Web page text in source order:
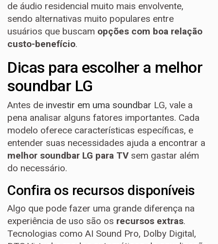
de áudio residencial muito mais envolvente,
sendo alternativas muito populares entre
usuários que buscam opções com boa relação
custo-benefício.
Dicas para escolher a melhor
soundbar LG
Antes de investir em uma soundbar LG, vale a
pena analisar alguns fatores importantes. Cada
modelo oferece características específicas, e
entender suas necessidades ajuda a encontrar a
melhor soundbar LG para TVsem gastar além
do necessário.
Confira os recursos disponíveis
Algo que pode fazer uma grande diferença na
experiência de uso são os recursos extras.
Tecnologias como AI Sound Pro, Dolby Digital,